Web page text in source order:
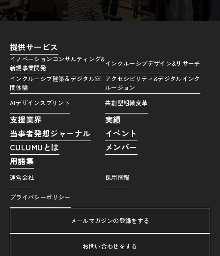
提供サービス
イノベーションコンサルティング&
新規事業開発
インクルーシブデザイン&リサーチ
インクルーシブ建築＆デジタル空
間体験
アクセシビリティ&デジタルインク
ルージョン
AIデザインスプリント
共創型組織変革
支援業界
実績
当事者発想ジャーナル
イベント
CULUMUとは
メンバー
用語集
運営会社 採用情報
プライバシーポリシー
メールマガジンの登録をする
お問い合わせをする